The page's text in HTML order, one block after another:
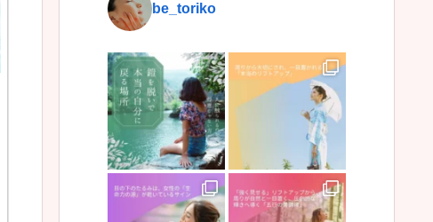
be_toriko